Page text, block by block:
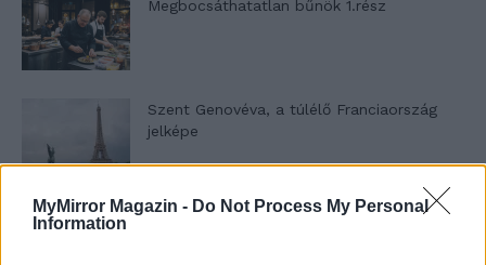
MyMirror Magazin - Do Not Process My Personal
Information
Megbocsáthatatlan bűnök 1.rész
Szent Genovéva, a túlélő Franciaország
jelképe
Minka 12. rész